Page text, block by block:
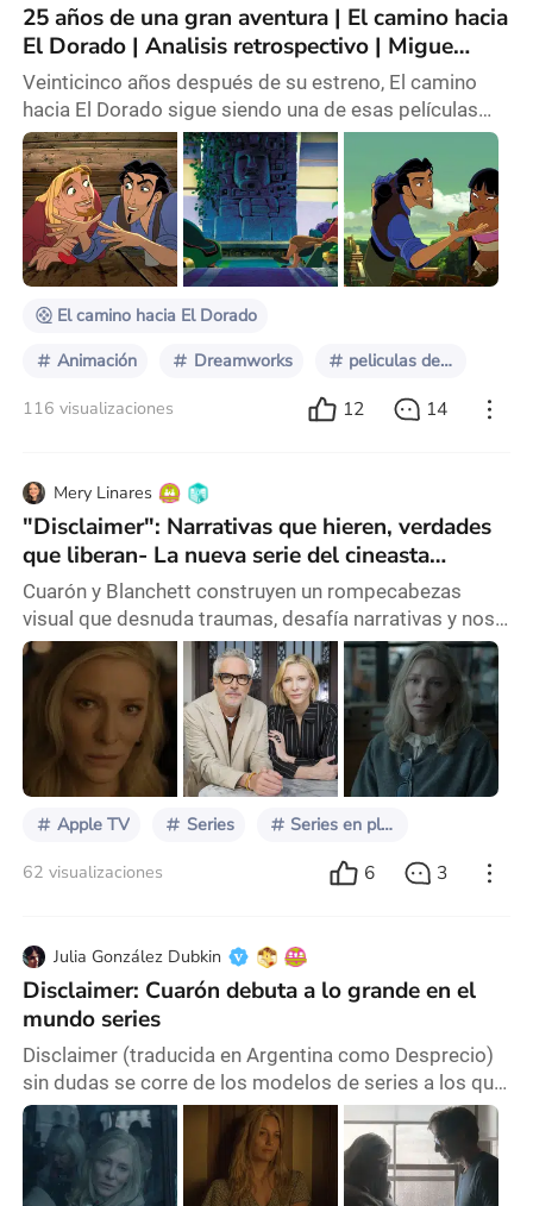
25 años de una gran aventura | El camino hacia
El Dorado | Analisis retrospectivo | Migue
Calabria | Sentido Critico
Veinticinco años después de su estreno, El camino
hacia El Dorado sigue siendo una de esas películas
que, a pesar de no haber alcanzado el éxito comercial
de otras producciones animadas de DreamWorks,
quedó en la memoria de quienes crecimos en esa
época. Una cinta que, sin ser revolucionaria en
términos de narrativa o animación, supo encontrar su
lugar en el corazón de muchos. Y quizás ahí radique
El camino hacia El Dorado
Animación Dreamworks peliculas de animacion
116 visualizaciones 12 14
Mery Linares
"Disclaimer": Narrativas que hieren, verdades
que liberan- La nueva serie del cineasta
mexicano Alfonso Cuarón
Cuarón y Blanchett construyen un rompecabezas
visual que desnuda traumas, desafía narrativas y nos
enfrenta a nuestras propias complicidades. Una serie
fascinante que, quizás, estaba destinada a ser una
película. Una serie que deslumbra con su pulido estilo
cinematográfico y actuaciones inolvidables.
Disclaimer, cortesía de Apple TV+ “Atentos a la
narrativa y la forma, su poder nos puede acercar m
Apple TV Series Series en plataformas
62 visualizaciones 6 3
Julia González Dubkin
Disclaimer: Cuarón debuta a lo grande en el
mundo series
Disclaimer (traducida en Argentina como Desprecio)
sin dudas se corre de los modelos de series a los que
estamos acostumbrados, al punto de que podría
parecer más bien un largometraje de seis horas.
Cuarón, seis años después del debut de Roma en la
plataforma de Netflix, nuevamente irrumpe para